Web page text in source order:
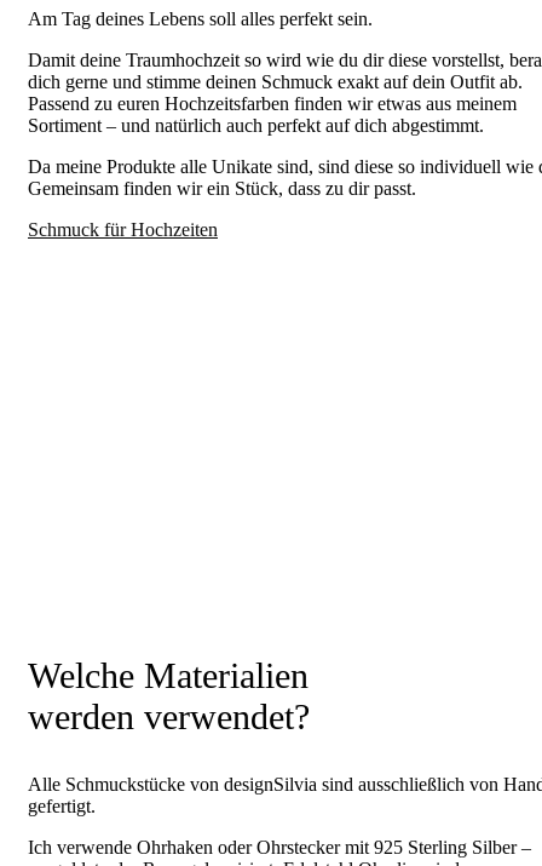
Am Tag deines Lebens soll alles perfekt sein.
Damit deine Traumhochzeit so wird wie du dir diese vorstellst,
dich gerne und stimme deinen Schmuck exakt auf dein Outfit ab.
Passend zu euren Hochzeitsfarben finden wir etwas aus meinem
Sortiment – und natürlich auch perfekt auf dich abgestimmt.
Da meine Produkte alle Unikate sind, sind diese so individuell wie
Gemeinsam finden wir ein Stück, dass zu dir passt.
Schmuck für Hochzeiten
Welche Materialien
werden verwendet?
Alle Schmuckstücke von designSilvia sind ausschließlich von
gefertigt.
Ich verwende Ohrhaken oder Ohrstecker mit 925 Sterling Silber –